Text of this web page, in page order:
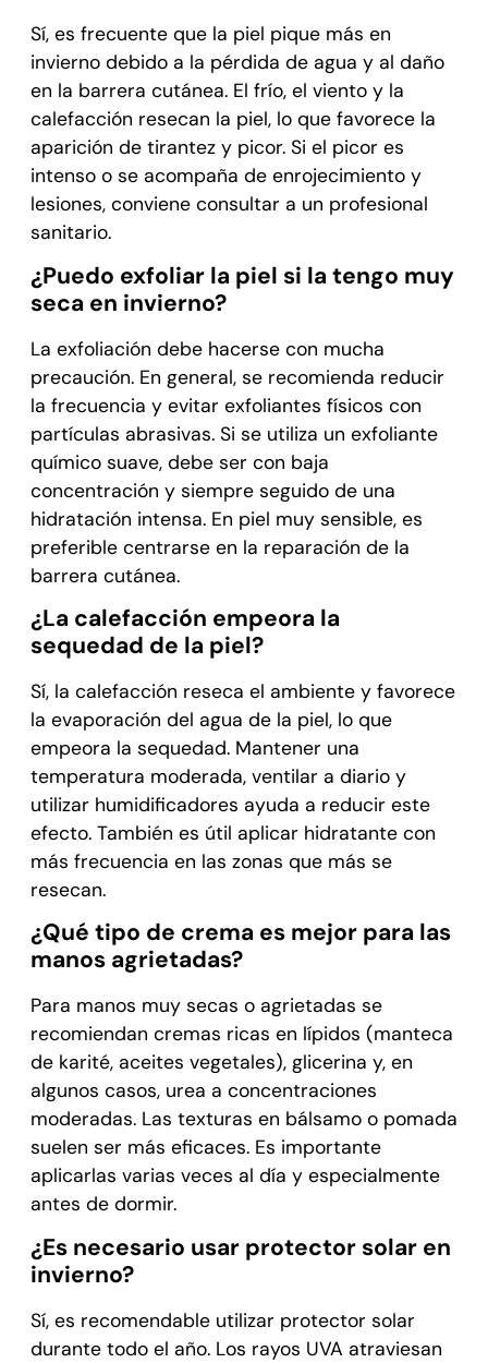
Sí, es frecuente que la piel pique más en
invierno debido a la pérdida de agua y al daño
en la barrera cutánea. El frío, el viento y la
calefacción resecan la piel, lo que favorece la
aparición de tirantez y picor. Si el picor es
intenso o se acompaña de enrojecimiento y
lesiones, conviene consultar a un profesional
sanitario.
¿Puedo exfoliar la piel si la tengo muy
seca en invierno?
La exfoliación debe hacerse con mucha
precaución. En general, se recomienda reducir
la frecuencia y evitar exfoliantes físicos con
partículas abrasivas. Si se utiliza un exfoliante
químico suave, debe ser con baja
concentración y siempre seguido de una
hidratación intensa. En piel muy sensible, es
preferible centrarse en la reparación de la
barrera cutánea.
¿La calefacción empeora la
sequedad de la piel?
Sí, la calefacción reseca el ambiente y favorece
la evaporación del agua de la piel, lo que
empeora la sequedad. Mantener una
temperatura moderada, ventilar a diario y
utilizar humidificadores ayuda a reducir este
efecto. También es útil aplicar hidratante con
más frecuencia en las zonas que más se
resecan.
¿Qué tipo de crema es mejor para las
manos agrietadas?
Para manos muy secas o agrietadas se
recomiendan cremas ricas en lípidos (manteca
de karité, aceites vegetales), glicerina y, en
algunos casos, urea a concentraciones
moderadas. Las texturas en bálsamo o pomada
suelen ser más eficaces. Es importante
aplicarlas varias veces al día y especialmente
antes de dormir.
¿Es necesario usar protector solar en
invierno?
Sí, es recomendable utilizar protector solar
durante todo el año. Los rayos UVA atraviesan